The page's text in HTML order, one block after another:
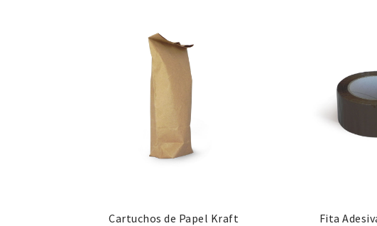
Cartuchos de Papel Kraft Fita